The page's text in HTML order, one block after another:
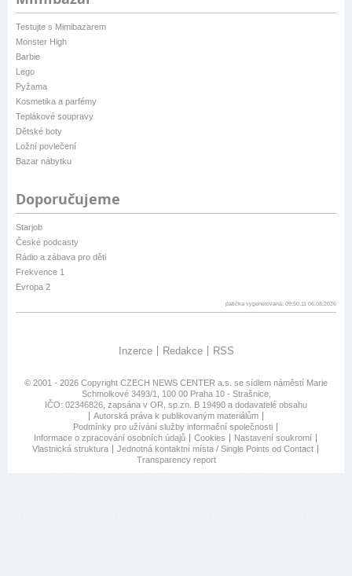
Testujte s Mimibazarem
Monster High
Barbie
Lego
Pyžama
Kosmetika a parfémy
Teplákové soupravy
Dětské boty
Ložní povlečení
Bazar nábytku
Doporučujeme
Starjob
České podcasty
Rádio a zábava pro děti
Frekvence 1
Evropa 2
patička vygenerovaná: 09:50:11 06.08.2026
Inzerce Redakce RSS
© 2001 - 2026 Copyright CZECH NEWS CENTER a.s. se sídlem náměstí Marie
Schmolkové 3493/1, 100 00 Praha 10 - Strašnice,
IČO: 02346826, zapsána v OR, sp.zn. B 19490 a dodavatelé obsahu
Autorská práva k publikovaným materiálům
Podmínky pro užívání služby informační společnosti
Informace o zpracování osobních údajů
Cookies
Nastavení soukromí
Vlastnická struktura
Jednotná kontaktní místa / Single Points od Contact
Transparency report